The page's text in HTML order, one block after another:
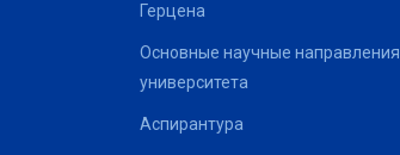
Герцена
Основные научные направления
университета
Аспирантура